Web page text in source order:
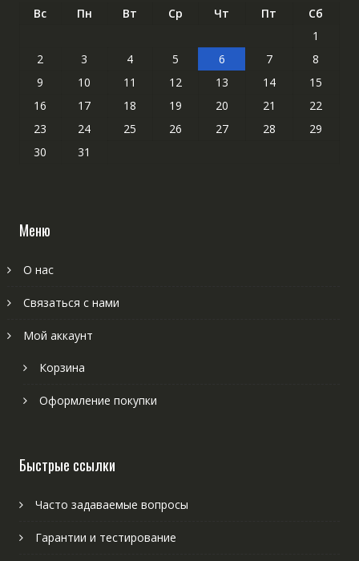
Вс Пн Вт Ср Чт Пт
Сб
1
2
3 4 5 6 7
8
9
10 11 12 13 14
15
16
17 18 19 20 21
22
23
24 25 26 27 28
29
30
31
Меню
О нас
Связаться с нами
Мой аккаунт
Корзина
Оформление покупки
Быстрые ссылки
Часто задаваемые вопросы
Гарантии и тестирование